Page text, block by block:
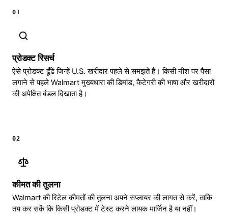
01
प्रोडक्ट रिसर्च
ऐसे प्रोडक्ट ढूँढें जिन्हें U.S. खरीदार पहले से समझते हैं। किसी नीश पर पैसा
लगाने से पहले Walmart मुख्यधारा की डिमांड, कैटेगरी की भाषा और खरीदारों
की अपेक्षित बंडल दिखाता है।
02
कीमत की तुलना
Walmart की रिटेल कीमतों की तुलना अपने सप्लायर की लागत से करें, ताकि
तय कर सकें कि किसी प्रोडक्ट में टेस्ट करने लायक मार्जिन है या नहीं।